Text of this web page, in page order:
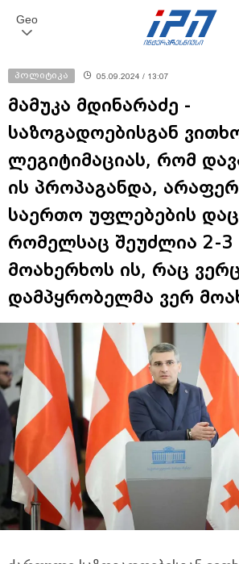
Geo
პოლიტიკა 05.09.2024 / 13:07
მამუკა მდინარაძე -
საზოგადოებისგან
ლეგიტიმაციას, რომ
ის პროპაგანდა,
საერთო უფლებების
რომელსაც შეუძლია 2-3
მოახერხოს ის, რაც
დამპყრობელმა ვერ